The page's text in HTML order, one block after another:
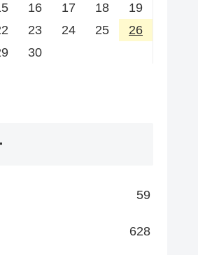
16 17 18
19
23 24 25
26
30
59
628